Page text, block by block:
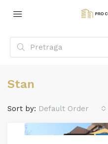
Stan
Sort by: Default Order